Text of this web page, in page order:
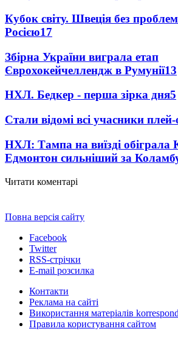
Кубок світу. Швеція без
Росією17
Збірна України виграла етап
Єврохокейчеллендж в Румунії13
НХЛ. Бедкер - перша зірка дня5
Стали відомі всі учасники
НХЛ: Тампа на виїзді обіграла
Едмонтон сильніший за
Читати коментарі
Повна версія сайту
Facebook
Twitter
RSS-стрічки
E-mail розсилка
Контакти
Реклама на сайті
Використання матеріалів
Правила користування сайтом